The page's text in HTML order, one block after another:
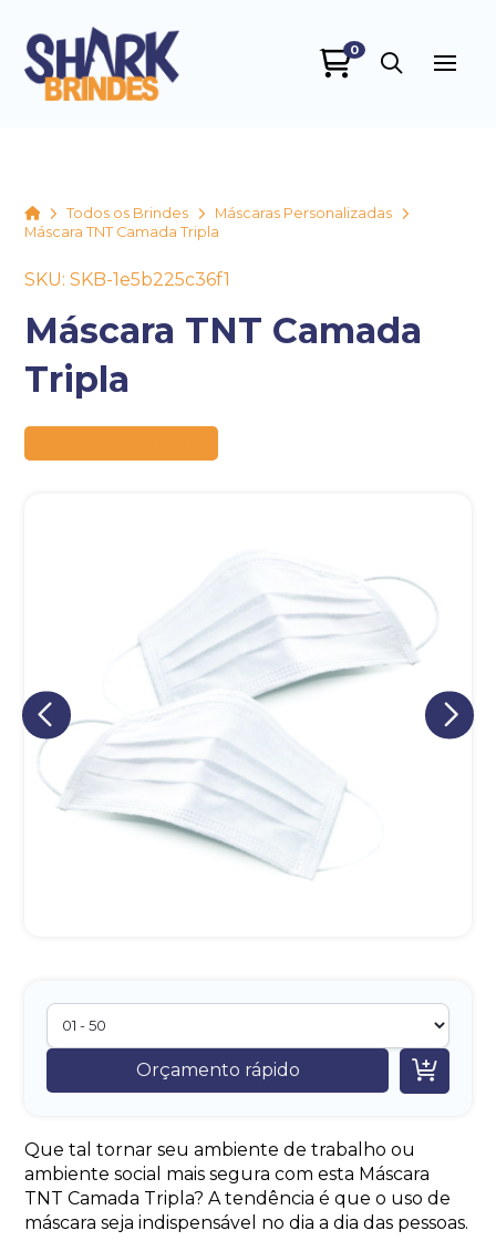
0
HomeTodos os Brindes
Máscaras Personalizadas
Máscara TNT Camada Tripla
SKU: SKB-1e5b225c36f1
Máscara TNT Camada
Tripla
Orçamento rápido 
Que tal tornar seu ambiente de trabalho ou
ambiente social mais segura com esta Máscara
TNT Camada Tripla? A tendência é que o uso de
máscara seja indispensável no dia a dia das pessoas.
Eu concordo em receber comunicações.
A nossa empresa está comprometida a proteger e respeitar
sua privacidade, utilizaremos seus dados apenas para fins
de marketing. Você pode alterar suas preferências a
qualquer momento.